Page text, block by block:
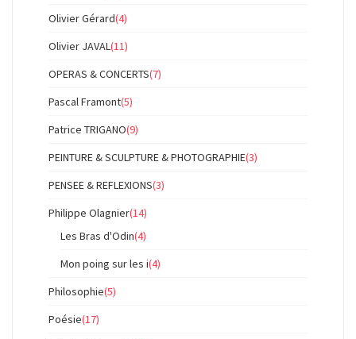
Olivier Gérard(4)
Olivier JAVAL(11)
OPERAS & CONCERTS(7)
Pascal Framont(5)
Patrice TRIGANO(9)
PEINTURE & SCULPTURE & PHOTOGRAPHIE(3)
PENSEE & REFLEXIONS(3)
Philippe Olagnier(14)
Les Bras d'Odin(4)
Mon poing sur les i(4)
Philosophie(5)
Poésie(17)